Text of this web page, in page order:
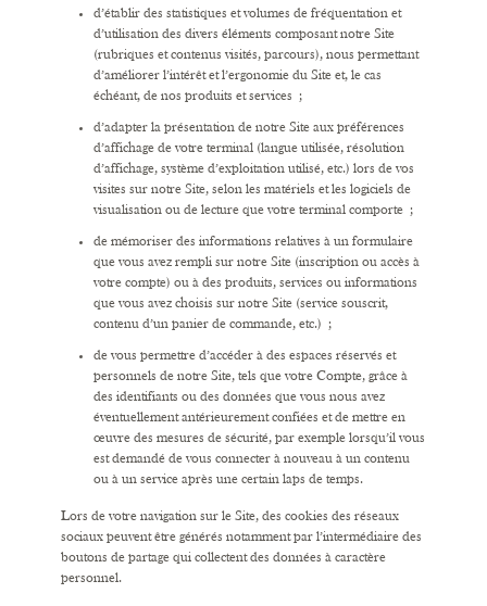
d’établir des statistiques et volumes de fréquentation et
d’utilisation des divers éléments composant notre Site
(rubriques et contenus visités, parcours), nous permettant
d’améliorer l’intérêt et l’ergonomie du Site et, le cas
échéant, de nos produits et services ;
d’adapter la présentation de notre Site aux préférences
d’affichage de votre terminal (langue utilisée, résolution
d’affichage, système d’exploitation utilisé, etc.) lors de vos
visites sur notre Site, selon les matériels et les logiciels de
visualisation ou de lecture que votre terminal comporte ;
de mémoriser des informations relatives à un formulaire
que vous avez rempli sur notre Site (inscription ou accès à
votre compte) ou à des produits, services ou informations
que vous avez choisis sur notre Site (service souscrit,
contenu d’un panier de commande, etc.) ;
de vous permettre d’accéder à des espaces réservés et
personnels de notre Site, tels que votre Compte, grâce à
des identifiants ou des données que vous nous avez
éventuellement antérieurement confiées et de mettre en
œuvre des mesures de sécurité, par exemple lorsqu’il vous
est demandé de vous connecter à nouveau à un contenu
ou à un service après une certain laps de temps.
Lors de votre navigation sur le Site, des cookies des réseaux
sociaux peuvent être générés notamment par l’intermédiaire des
boutons de partage qui collectent des données à caractère
personnel.